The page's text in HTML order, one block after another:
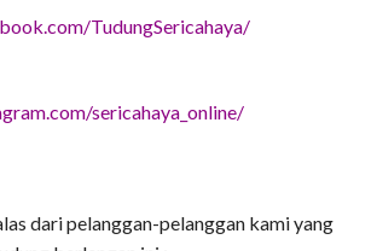
TudungSericahaya/
sericahaya_online/
dari pelanggan-pelanggan kami yang